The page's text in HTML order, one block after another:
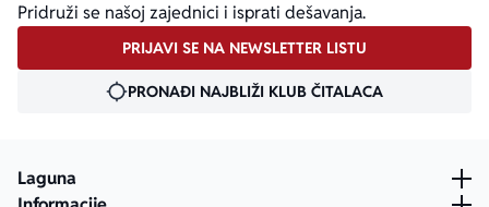
Pridruži se našoj zajednici i isprati dešavanja.
PRIJAVI SE NA NEWSLETTER LISTU
PRONAĐI NAJBLIŽI KLUB ČITALACA
Laguna